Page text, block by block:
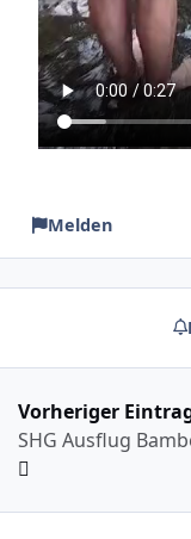
Melden
Vorheriger
SHG Ausflug